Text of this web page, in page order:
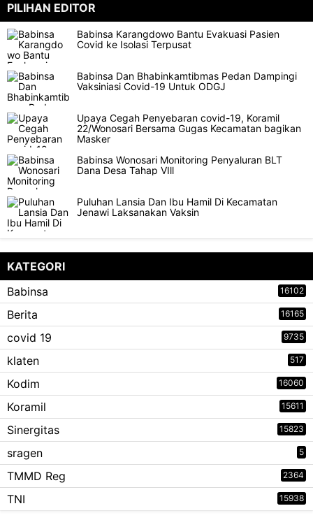
PILIHAN EDITOR
Babinsa Karangdowo Bantu Evakuasi Pasien
Covid ke Isolasi Terpusat
Babinsa Dan Bhabinkamtibmas Pedan Dampingi
Vaksiniasi Covid-19 Untuk ODGJ
Upaya Cegah Penyebaran covid-19, Koramil
22/Wonosari Bersama Gugas Kecamatan bagikan
Masker
Babinsa Wonosari Monitoring Penyaluran BLT
Dana Desa Tahap VIll
Puluhan Lansia Dan Ibu Hamil Di Kecamatan
Jenawi Laksanakan Vaksin
KATEGORI
Babinsa
16102
Berita 16165
covid 19 9735
klaten 517
Kodim 16060
Koramil 15611
Sinergitas 15823
sragen 5
TMMD Reg 2364
TNI 15938